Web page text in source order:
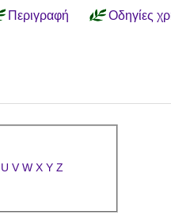
Περιγραφή Οδηγίες
U V W X Y Z